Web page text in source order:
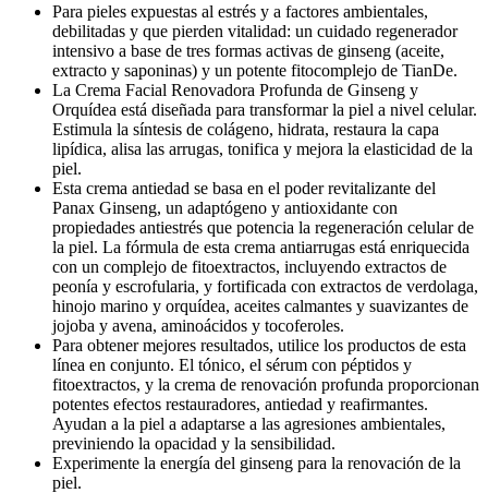
Para pieles expuestas al estrés y a factores ambientales,
debilitadas y que pierden vitalidad: un cuidado regenerador
intensivo a base de tres formas activas de ginseng (aceite,
extracto y saponinas) y un potente fitocomplejo de TianDe.
La Crema Facial Renovadora Profunda de Ginseng y
Orquídea está diseñada para transformar la piel a nivel celular.
Estimula la síntesis de colágeno, hidrata, restaura la capa
lipídica, alisa las arrugas, tonifica y mejora la elasticidad de la
piel.
Esta crema antiedad se basa en el poder revitalizante del
Panax Ginseng, un adaptógeno y antioxidante con
propiedades antiestrés que potencia la regeneración celular de
la piel. La fórmula de esta crema antiarrugas está enriquecida
con un complejo de fitoextractos, incluyendo extractos de
peonía y escrofularia, y fortificada con extractos de verdolaga,
hinojo marino y orquídea, aceites calmantes y suavizantes de
jojoba y avena, aminoácidos y tocoferoles.
Para obtener mejores resultados, utilice los productos de esta
línea en conjunto. El tónico, el sérum con péptidos y
fitoextractos, y la crema de renovación profunda proporcionan
potentes efectos restauradores, antiedad y reafirmantes.
Ayudan a la piel a adaptarse a las agresiones ambientales,
previniendo la opacidad y la sensibilidad.
Experimente la energía del ginseng para la renovación de la
piel.